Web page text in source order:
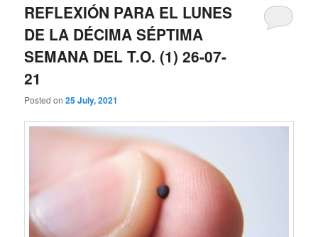
REFLEXIÓN PARA EL LUNES
DE LA DÉCIMA SÉPTIMA
SEMANA DEL T.O. (1) 26-07-
21
Posted on25 July, 2021